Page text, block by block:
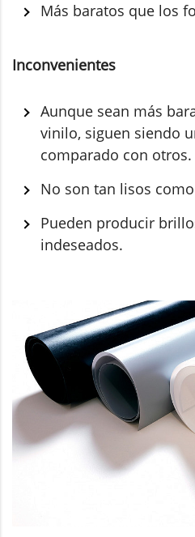
Más baratos que los
Inconvenientes
Aunque sean más
vinilo, siguen siendo
comparado con otros.
No son tan lisos
Pueden producir
indeseados.